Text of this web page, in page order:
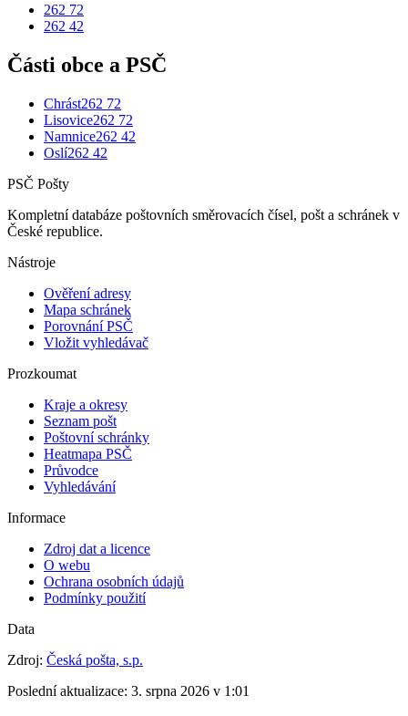
262 72
262 42
Části obce a PSČ
Chrást262 72
Lisovice262 72
Namnice262 42
Oslí262 42
PSČ Pošty
Kompletní databáze poštovních směrovacích čísel, pošt a schránek v
České republice.
Nástroje
Ověření adresy
Mapa schránek
Porovnání PSČ
Vložit vyhledávač
Prozkoumat
Kraje a okresy
Seznam pošt
Poštovní schránky
Heatmapa PSČ
Průvodce
Vyhledávání
Informace
Zdroj dat a licence
O webu
Ochrana osobních údajů
Podmínky použití
Data
Zdroj: Česká pošta, s.p.
Poslední aktualizace: 3. srpna 2026 v 1:01